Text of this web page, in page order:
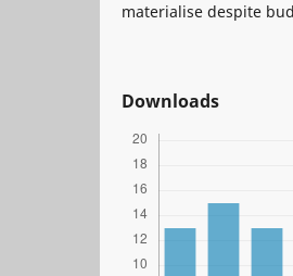
materialise despite
Downloads